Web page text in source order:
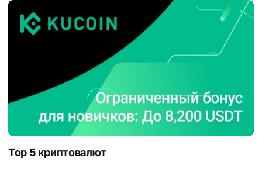
Top 5 криптовалют